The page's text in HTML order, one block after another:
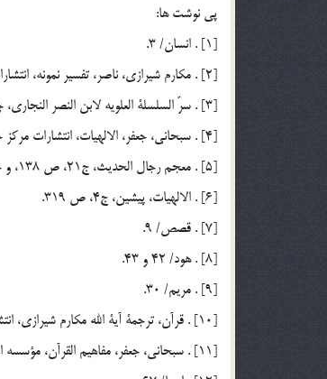
پي نوشت ها:
[1] . انسان/ 3.
[2] . مکارم شيرازي، ناصر، تفسير نمونه، انتشارات دارالكتب الاسلاميه، چاپ سيزدهم، 1373 ش، ج25، ص 336.
[3] . سرّ السلسلة العلويه لابن النصر النجاري، چاپ نهضت، انتشارات شريف رضي، چاپ اول، 1413، ص 88.
[4] . سبحاني، جعفر، الالهيات، انتشارات مركز جهاني علوم اسلاميم چاپ قدس، 1413 هـ . ق، ج2، ص 317.
[5] . معجم رجال الحديث، ج21، ص 138، و حسيني ليلابي، سيد ابراهيم، آمال الواعظين، انتشارات نسيم كوثر، ص463.
[6] . الالهيات، پيشين، ج4، ‌ص 319.
[7] . قصص/ 9.
[8] . هود/ 42 و 43.
[9] . مريم/ 30.
[10] . قرآن، ترجمة آية الله مكارم شيرازي، انتشارات اميرالمؤمنين، چاپ اول، 1378 ش.
[11] . سبحاني، جعفر، مفاهيم القرآن، مؤسسه امام صادق، ج1، ص41.